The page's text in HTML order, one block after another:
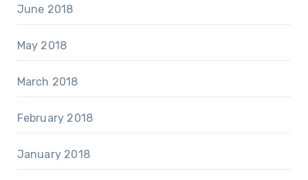
June 2018
May 2018
March 2018
February 2018
January 2018